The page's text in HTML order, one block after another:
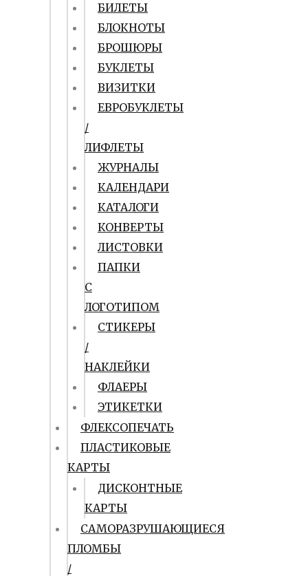
БИЛЕТЫ
БЛОКНОТЫ
БРОШЮРЫ
БУКЛЕТЫ
ВИЗИТКИ
ЕВРОБУКЛЕТЫ
/
ЛИФЛЕТЫ
ЖУРНАЛЫ
КАЛЕНДАРИ
КАТАЛОГИ
КОНВЕРТЫ
ЛИСТОВКИ
ПАПКИ
С
ЛОГОТИПОМ
СТИКЕРЫ
/
НАКЛЕЙКИ
ФЛАЕРЫ
ЭТИКЕТКИ
ФЛЕКСОПЕЧАТЬ
ПЛАСТИКОВЫЕ
КАРТЫ
ДИСКОНТНЫЕ
КАРТЫ
САМОРАЗРУШАЮЩИЕСЯ
ПЛОМБЫ
/